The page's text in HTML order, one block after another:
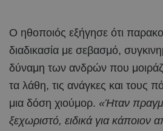
Ο ηθοποιός εξήγησε ότι
διαδικασία με σεβασμό,
δύναμη των ανδρών που
τα λάθη, τις ανάγκες και τους
μια δόση χιούμορ. «Ήταν
ξεχωριστό, ειδικά για